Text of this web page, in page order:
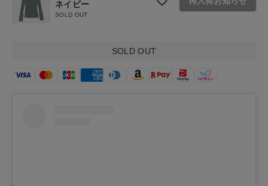
ネイビー
SOLD OUT
SOLD OUT